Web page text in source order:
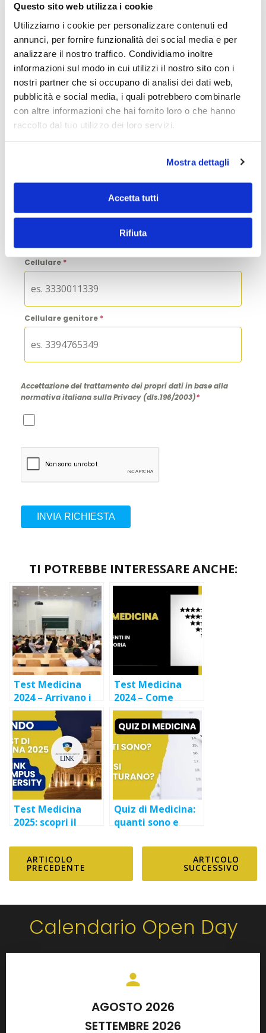
Questo sito web utilizza i cookie
Utilizziamo i cookie per personalizzare contenuti ed
annunci, per fornire funzionalità dei social media e per
analizzare il nostro traffico. Condividiamo inoltre
informazioni sul modo in cui utilizzi il nostro sito con i
nostri partner che si occupano di analisi dei dati web,
pubblicità e social media, i quali potrebbero combinarle
con altre informazioni che hai fornito loro o che hanno
raccolto dal tuo utilizzo dei loro servizi.
Mostra dettagli
Accetta tutti
Rifiuta
Richiedi informazioni ora
Nome*
Cognome*
Cellulare *
Cellulare genitore *
Accettazione del trattamento dei propri dati in base alla
normativa italiana sulla Privacy (dls.196/2003)*
INVIA RICHIESTA
TI POTREBBE INTERESSARE ANCHE:
Test Medicina
2024 – Arrivano i
primi bandi delle
università private
Test Medicina
2024 – Come
funzionano gli
Scorrimenti in
Graduatoria?
Test Medicina
2025: scopri il
Campus
University
Quiz di Medicina:
quanti sono e
strutturano?
ARTICOLO
PRECEDENTE
ARTICOLO
SUCCESSIVO
Calendario Open Day
AGOSTO 2026
SETTEMBRE 2026